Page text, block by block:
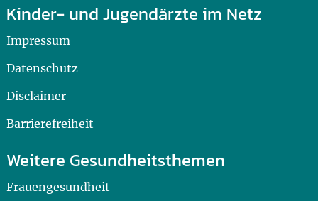
Kinder- und Jugendärzte im Netz
Impressum
Datenschutz
Disclaimer
Barrierefreiheit
Weitere Gesundheitsthemen
Frauengesundheit